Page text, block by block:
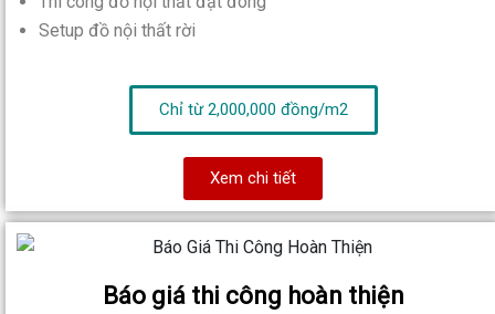
Setup đồ nội thất rời
Chỉ từ 2,000,000 đồng/m2
Xem chi tiết
Báo giá thi công hoàn thiện